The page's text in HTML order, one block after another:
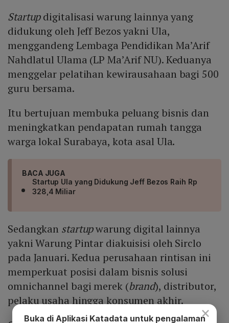
Startupdigitalisasi warung lainnya yang
didukung oleh Jeff Bezos yakni Ula,
menggandeng Lembaga Pendidikan Ma’Arif
Nahdlatul Ulama (LP Ma’Arif NU). Keduanya
menggelar pelatihan kewirausahaan bagi 500
guru bersama.
Itu bertujuan membuka peluang bisnis dan
meningkatkan pendapatan rumah tangga
warga lokal Surabaya, kota asal Ula.
BACA JUGA
Startup Ula yang Didukung Jeff Bezos Raih Rp
328,4 Miliar
Sedangkan startupwarung digital lainnya
yakni Warung Pintar diakuisisi oleh Sirclo
pada Januari. Kedua perusahaan rintisan ini
memperkuat posisi dalam bisnis solusi
omnichannel bagi merek (brand), distributor,
pelaku usaha hingga konsumen akhir.
×
Buka di Aplikasi Katadata untuk pengalaman